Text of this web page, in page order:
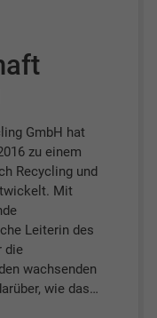
GmbH hat
zu einem
Recycling und
Mit
Leiterin des
die
wachsenden
wie das…